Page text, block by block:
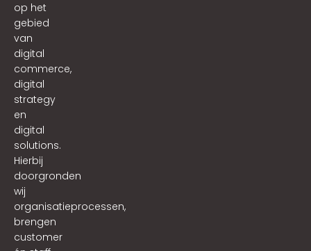
op het
gebied
van
digital
commerce,
digital
strategy
en
digital
solutions.
Hierbij
doorgronden
wij
organisatieprocessen,
brengen
customer